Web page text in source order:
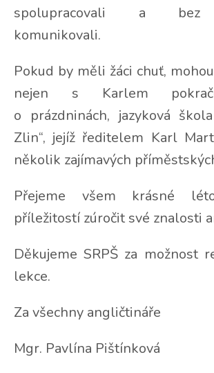
spolupracovali a bez
komunikovali.
Pokud by měli žáci chuť,
nejen s Karlem
o prázdninách, jazyková
Zlin“, jejíž ředitelem Karl
několik zajímavých
Přejeme všem krásné
příležitostí zúročit své znalosti
Děkujeme SRPŠ za možnost
lekce.
Za všechny angličtináře
Mgr. Pavlína Pištínková